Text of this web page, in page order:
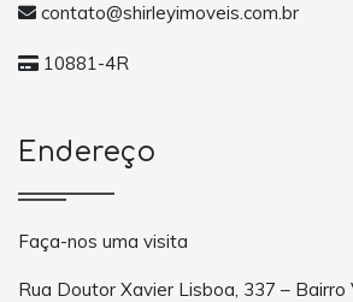
contato@shirleyimoveis.com.br
10881-4R
Endereço
Faça-nos uma visita
Rua Doutor Xavier Lisboa, 337 – Bairro